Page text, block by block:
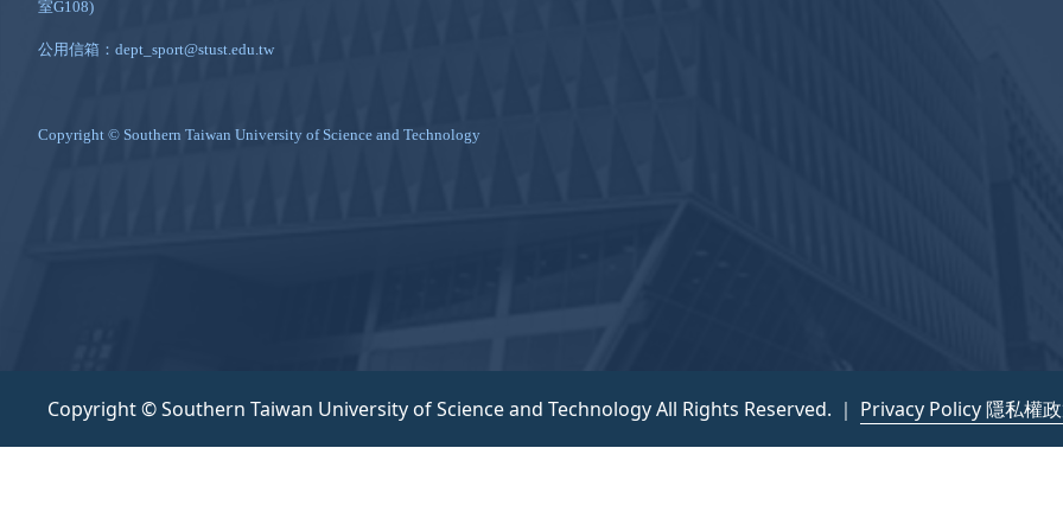
室G108)
公用信箱：dept_sport@stust.edu.tw
Copyright © Southern Taiwan University of Science and Technology
Copyright © Southern Taiwan University of Science and Technology All Rights Reserved. ｜ Privacy Policy 隱私權